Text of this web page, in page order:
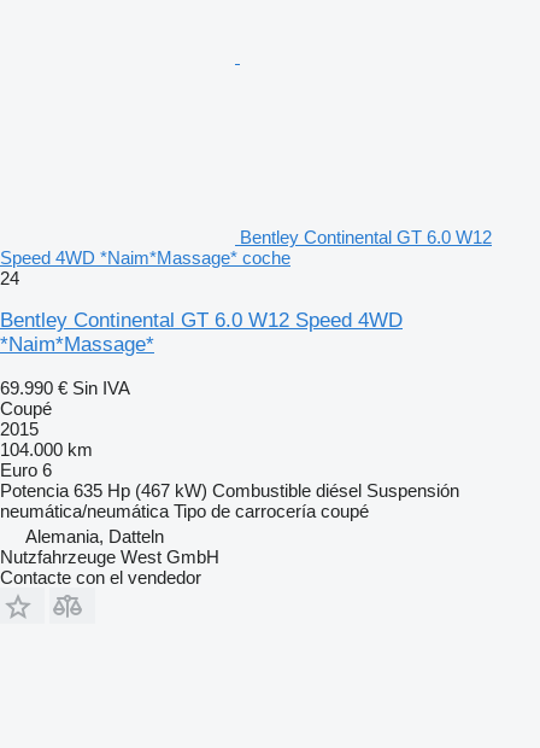
Bentley Continental GT 6.0 W12
Speed 4WD *Naim*Massage* coche
24
Bentley Continental GT 6.0 W12 Speed 4WD
*Naim*Massage*
69.990 € Sin IVA
Coupé
2015
104.000 km
Euro 6
Potencia 635 Hp (467 kW) Combustible diésel Suspensión
neumática/neumática Tipo de carrocería coupé
Alemania, Datteln
Nutzfahrzeuge West GmbH
Contacte con el vendedor